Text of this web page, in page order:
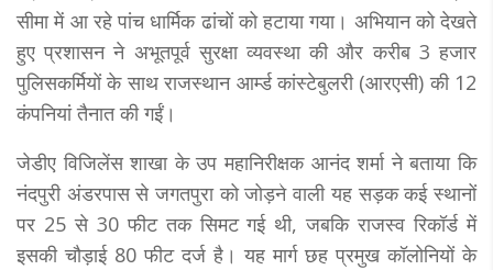
सीमा में आ रहे पांच धार्मिक ढांचों को हटाया गया। अभियान को देखते
हुए प्रशासन ने अभूतपूर्व सुरक्षा व्यवस्था की और करीब 3 हजार
पुलिसकर्मियों के साथ राजस्थान आर्म्ड कांस्टेबुलरी (आरएसी) की 12
कंपनियां तैनात की गईं।
जेडीए विजिलेंस शाखा के उप महानिरीक्षक आनंद शर्मा ने बताया कि
नंदपुरी अंडरपास से जगतपुरा को जोड़ने वाली यह सड़क कई स्थानों
पर 25 से 30 फीट तक सिमट गई थी, जबकि राजस्व रिकॉर्ड में
इसकी चौड़ाई 80 फीट दर्ज है। यह मार्ग छह प्रमुख कॉलोनियों के